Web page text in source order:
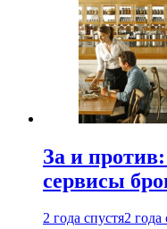
За и
сервисы
2 года спустя2 года